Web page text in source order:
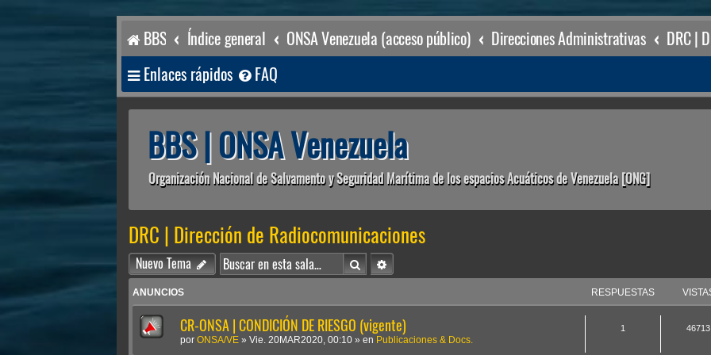
BBS Índice general ONSA Venezuela (acceso público) Direcciones Administrativas
Enlaces rápidos FAQ
BBS | ONSA Venezuela
Organización Nacional de Salvamento y Seguridad Marítima de los espacios Acuáticos de Venezuela [ONG]
DRC | Dirección de Radiocomunicaciones
Nuevo Tema BuscarBúsqueda avanzada
ANUNCIOS RESPUESTAS
CR-ONSA | CONDICIÓN DE RIESGO (vigente)
por ONSA/VE » Vie. 20MAR2020, 00:10 » en Publicaciones & Docs.
1 46713